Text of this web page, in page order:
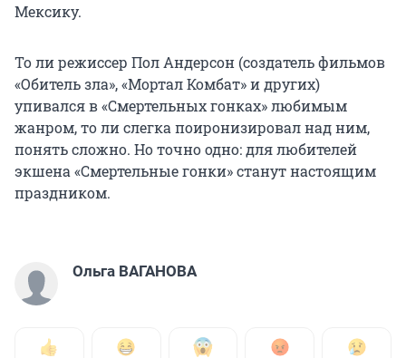
Мексику.
То ли режиссер Пол Андерсон (создатель фильмов
«Обитель зла», «Мортал Комбат» и других)
упивался в «Смертельных гонках» любимым
жанром, то ли слегка поиронизировал над ним,
понять сложно. Но точно одно: для любителей
экшена «Смертельные гонки» станут настоящим
праздником.
Ольга ВАГАНОВА